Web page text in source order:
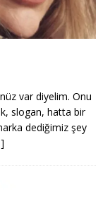
var diyelim. Onu
slogan, hatta bir
dediğimiz şey